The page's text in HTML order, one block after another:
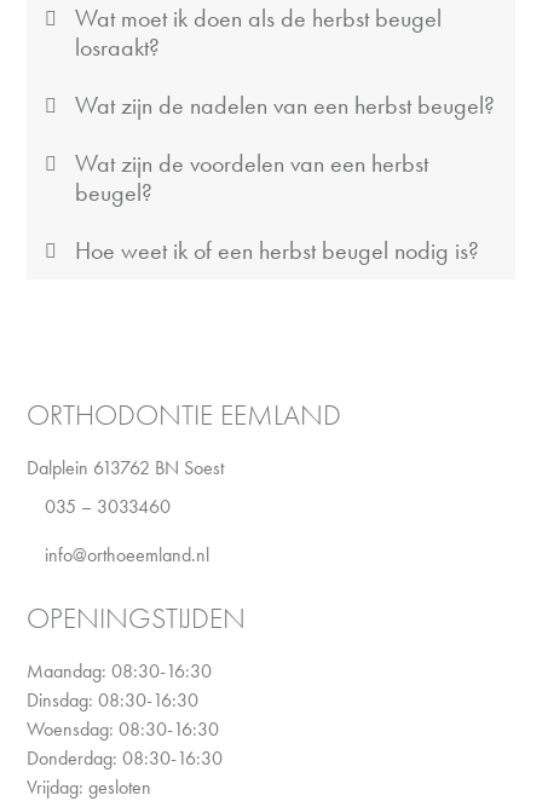
Wat moet ik doen als de herbst beugel
losraakt?
Wat zijn de nadelen van een herbst beugel?
Wat zijn de voordelen van een herbst
beugel?
Hoe weet ik of een herbst beugel nodig is?
ORTHODONTIE EEMLAND
Dalplein 613762 BN Soest
035 – 3033460
info@orthoeemland.nl
OPENINGSTIJDEN
Maandag: 08:30-16:30
Dinsdag: 08:30-16:30
Woensdag: 08:30-16:30
Donderdag: 08:30-16:30
Vrijdag: gesloten